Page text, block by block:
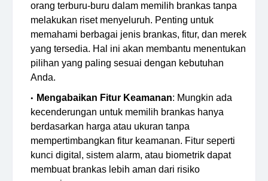
orang terburu-buru dalam memilih brankas tanpa
melakukan riset menyeluruh. Penting untuk
memahami berbagai jenis brankas, fitur, dan merek
yang tersedia. Hal ini akan membantu menentukan
pilihan yang paling sesuai dengan kebutuhan
Anda.
Mengabaikan Fitur Keamanan: Mungkin ada
kecenderungan untuk memilih brankas hanya
berdasarkan harga atau ukuran tanpa
mempertimbangkan fitur keamanan. Fitur seperti
kunci digital, sistem alarm, atau biometrik dapat
membuat brankas lebih aman dari risiko